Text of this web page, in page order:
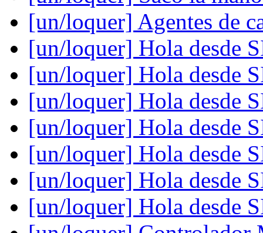
[un/loquer] Agentes de
[un/loquer] Hola desde
[un/loquer] Hola desde
[un/loquer] Hola desde
[un/loquer] Hola desde
[un/loquer] Hola desde
[un/loquer] Hola desde
[un/loquer] Hola desde